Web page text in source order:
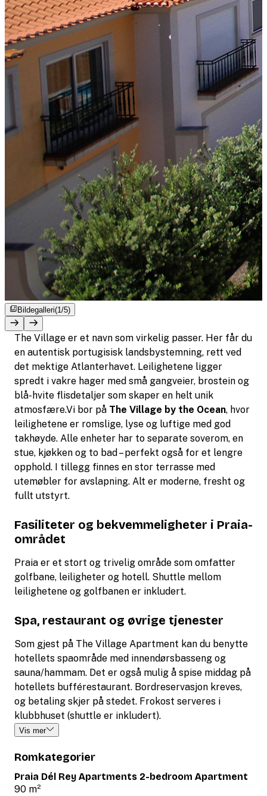
Bildegalleri(1/5)
The Village er et navn som virkelig passer. Her får du
en autentisk portugisisk landsbystemning, rett ved
det mektige Atlanterhavet. Leilighetene ligger
spredt i vakre hager med små gangveier, brostein og
blå-hvite flisdetaljer som skaper en helt unik
atmosfære.Vi bor på The Village by the Ocean, hvor
leilighetene er romslige, lyse og luftige med god
takhøyde. Alle enheter har to separate soverom, en
stue, kjøkken og to bad – perfekt også for et lengre
opphold. I tillegg finnes en stor terrasse med
utemøbler for avslapning. Alt er moderne, fresht og
fullt utstyrt.
Fasiliteter og bekvemmeligheter i Praia-
området
Praia er et stort og trivelig område som omfatter
golfbane, leiligheter og hotell. Shuttle mellom
leilighetene og golfbanen er inkludert.
Spa, restaurant og øvrige tjenester
Som gjest på The Village Apartment kan du benytte
hotellets spaområde med innendørsbasseng og
sauna/hammam. Det er også mulig å spise middag på
hotellets bufférestaurant. Bordreservasjon kreves,
og betaling skjer på stedet. Frokost serveres i
klubbhuset (shuttle er inkludert).
Vis mer
Romkategorier
Praia Dél Rey Apartments 2-bedroom Apartment
90 m²